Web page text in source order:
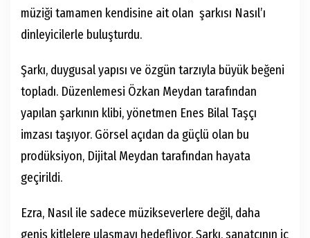
müziği tamamen kendisine ait olan şarkısı Nasıl’ı
dinleyicilerle buluşturdu.
Şarkı, duygusal yapısı ve özgün tarzıyla büyük beğeni
topladı. Düzenlemesi Özkan Meydan tarafından
yapılan şarkının klibi, yönetmen Enes Bilal Taşçı
imzası taşıyor. Görsel açıdan da güçlü olan bu
prodüksiyon, Dijital Meydan tarafından hayata
geçirildi.
Ezra, Nasıl ile sadece müzikseverlere değil, daha
geniş kitlelere ulaşmayı hedefliyor. Şarkı, sanatçının iç